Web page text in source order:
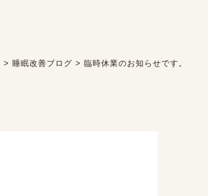
> 睡眠改善ブログ >臨時休業のお知らせです。